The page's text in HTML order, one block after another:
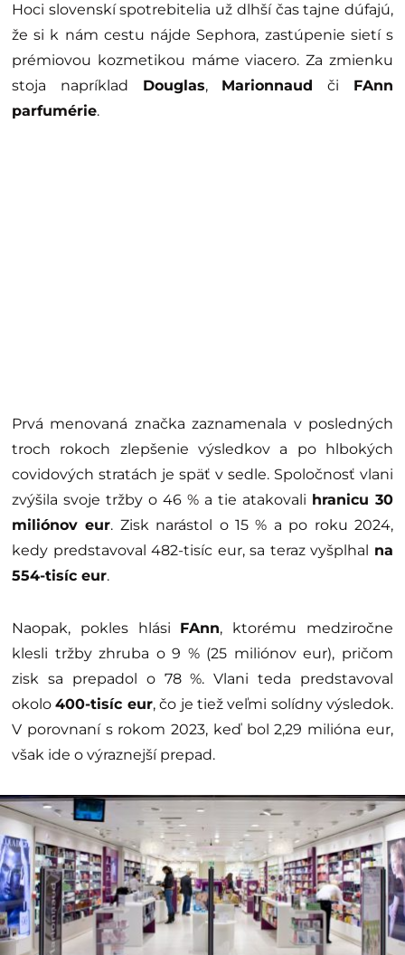
Hoci slovenskí spotrebitelia už dlhší čas tajne dúfajú,
že si k nám cestu nájde Sephora, zastúpenie sietí s
prémiovou kozmetikou máme viacero. Za zmienku
stoja napríklad Douglas, Marionnaud či FAnn
parfumérie.
Prvá menovaná značka zaznamenala v posledných
troch rokoch zlepšenie výsledkov a po hlbokých
covidových stratách je späť v sedle. Spoločnosť vlani
zvýšila svoje tržby o 46 % a tie atakovali hranicu 30
miliónov eur. Zisk narástol o 15 % a po roku 2024,
kedy predstavoval 482-tisíc eur, sa teraz vyšplhal na
554-tisíc eur.
Naopak, pokles hlási FAnn, ktorému medziročne
klesli tržby zhruba o 9 % (25 miliónov eur), pričom
zisk sa prepadol o 78 %. Vlani teda predstavoval
okolo400-tisíc eur, čo je tiež veľmi solídny výsledok.
V porovnaní s rokom 2023, keď bol 2,29 milióna eur,
však ide o výraznejší prepad.